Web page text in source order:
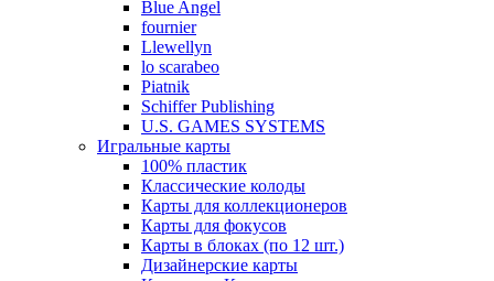
Blue Angel
fournier
Llewellyn
lo scarabeo
Piatnik
Schiffer Publishing
U.S. GAMES SYSTEMS
Игральные карты
100% пластик
Классические колоды
Карты для коллекционеров
Карты для фокусов
Карты в блоках (по 12 шт.)
Дизайнерские карты